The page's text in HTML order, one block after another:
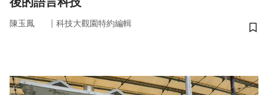
陳玉鳳 ｜ 科技大觀園特約編輯
儲